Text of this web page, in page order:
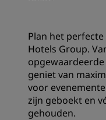
Plan het
Hotels Group.
geniet van
voor
zijn geboekt en
gehouden.